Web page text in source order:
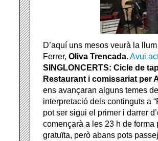
D’aquí uns mesos veurà la
Ferrer, Oliva Trencada. Avui
SINGLONCERTS: Cicle de
Restaurant i comissariat per
ens avançaran alguns temes
interpretació dels continguts a
pot ser sigui el primer i darrer
començarà a les 23 h de forma
gratuïta, però abans pots